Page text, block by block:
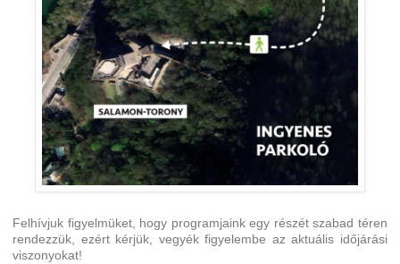
Felhívjuk figyelmüket, hogy programjaink egy részét szabad téren
rendezzük, ezért kérjük, vegyék figyelembe az aktuális időjárási
viszonyokat!